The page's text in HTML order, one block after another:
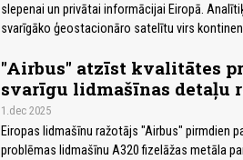
slepenai un privātai informācijai Eiropā.
svarīgāko ģeostacionāro satelītu virs
"Airbus" atzīst kvalitātes
svarīgu lidmašīnas detaļu
1.dec 2025
Eiropas lidmašīnu ražotājs "Airbus" pirmdien
problēmas lidmašīnu A320 fizelāžas metāla